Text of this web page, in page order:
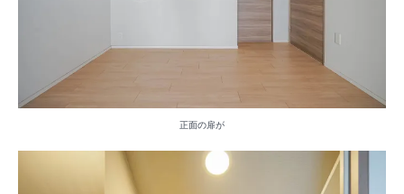
正面の扉が